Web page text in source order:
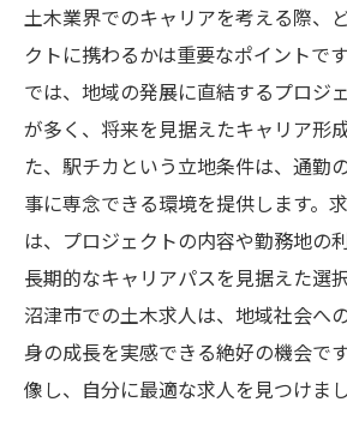
土木業界でのキャリアを考える際、
クトに携わるかは重要なポイントで
では、地域の発展に直結するプロジ
が多く、将来を見据えたキャリア形
た、駅チカという立地条件は、通勤
事に専念できる環境を提供します。
は、プロジェクトの内容や勤務地の
長期的なキャリアパスを見据えた選
沼津市での土木求人は、地域社会へ
身の成長を実感できる絶好の機会で
像し、自分に最適な求人を見つけまし